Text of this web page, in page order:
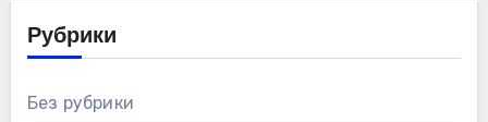
Рубрики
Без рубрики